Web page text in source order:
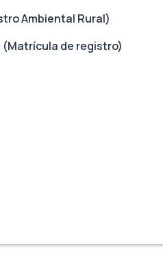
Ambiental Rural)
(Matrícula de registro)